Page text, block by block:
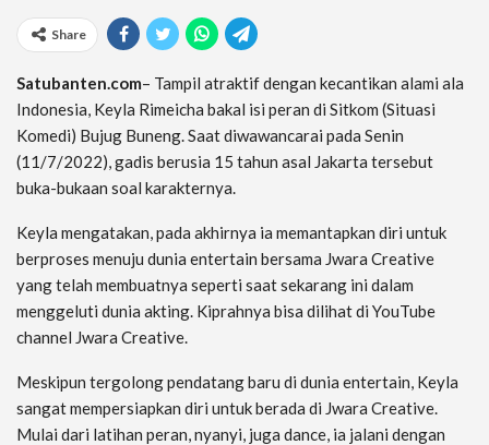
Share
Satubanten.com– Tampil atraktif dengan kecantikan alami ala
Indonesia, Keyla Rimeicha bakal isi peran di Sitkom (Situasi
Komedi) Bujug Buneng. Saat diwawancarai pada Senin
(11/7/2022), gadis berusia 15 tahun asal Jakarta tersebut
buka-bukaan soal karakternya.
Keyla mengatakan, pada akhirnya ia memantapkan diri untuk
berproses menuju dunia entertain bersama Jwara Creative
yang telah membuatnya seperti saat sekarang ini dalam
menggeluti dunia akting. Kiprahnya bisa dilihat di YouTube
channel Jwara Creative.
Meskipun tergolong pendatang baru di dunia entertain, Keyla
sangat mempersiapkan diri untuk berada di Jwara Creative.
Mulai dari latihan peran, nyanyi, juga dance, ia jalani dengan